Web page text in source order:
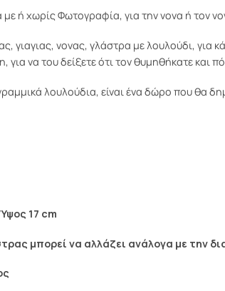
ή χωρίς Φωτογραφία, για την νονα ή τον
γιαγιας, νονας, γλάστρα με λουλούδι,
για να του δείξετε ότι τον θυμηθήκατε και
λουλούδια, είναι ένα δώρο που θα
17 cm
μπορεί να αλλάζει ανάλογα με την